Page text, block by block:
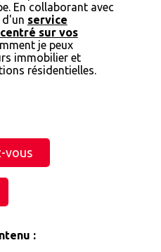
En collaborant avec
d'un service
sur vos
je peux
immobilier et
résidentielles.
vous
: